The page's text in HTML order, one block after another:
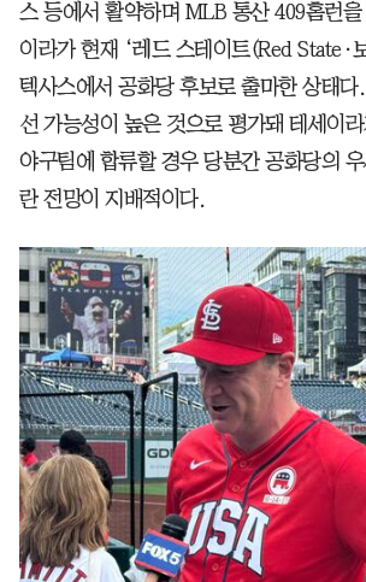
스 등에서 활약하며 MLB 통산 409홈런을
이라가 현재 ‘레드 스테이트(Red State·
텍사스에서 공화당 후보로 출마한 상태
선 가능성이 높은 것으로 평가돼 테세이
야구팀에 합류할 경우 당분간 공화당의
란 전망이 지배적이다.